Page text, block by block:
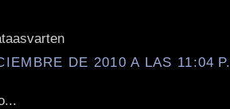
DE 2010 A LAS 11:04